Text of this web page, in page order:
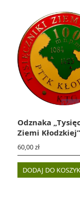
Odznaka
Ziemi Kłodzkiej”
60,00zł
DODAJ DO